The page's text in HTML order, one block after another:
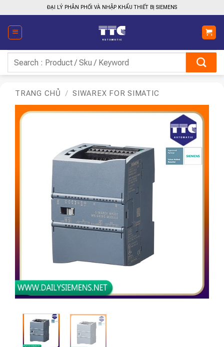
qua
nội
dung
ĐẠI LÝ PHÂN PHỐI VÀ NHẬP KHẨU THIẾT BỊ SIEMENS
kiếm:
TRANG CHỦ / SIWAREX FOR SIMATIC